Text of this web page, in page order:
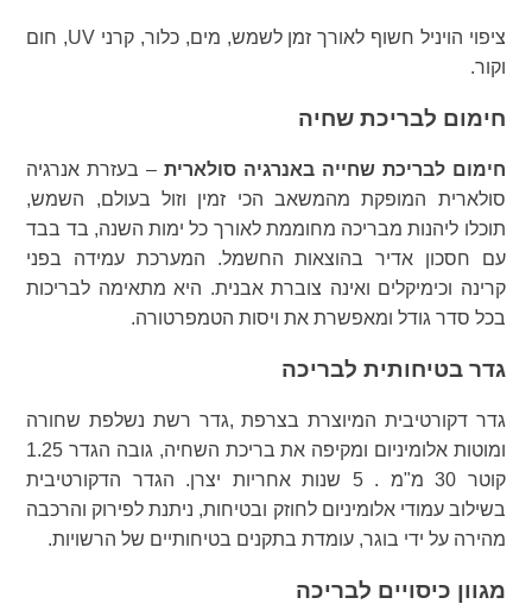
ציפוי הויניל חשוף לאורך זמן לשמש, מים, כלור, קרני UV, חום
וקור.
חימום לבריכת שחיה
חימום לבריכת שחייה באנרגיה סולארית– בעזרת אנרגיה
סולארית המופקת מהמשאב הכי זמין וזול בעולם, השמש,
תוכלו ליהנות מבריכה מחוממת לאורך כל ימות השנה, בד בבד
עם חסכון אדיר בהוצאות החשמל. המערכת עמידה בפני
קרינה וכימיקלים ואינה צוברת אבנית. היא מתאימה לבריכות
בכל סדר גודל ומאפשרת את ויסות הטמפרטורה.
גדר בטיחותית לבריכה
גדר דקורטיבית המיוצרת בצרפת ,גדר רשת נשלפת שחורה
ומוטות אלומיניום ומקיפה את בריכת השחיה, גובה הגדר 1.25
קוטר 30 מ"מ . 5 שנות אחריות יצרן. הגדר הדקורטיבית
בשילוב עמודי אלומיניום לחוזק ובטיחות, ניתנת לפירוק והרכבה
מהירה על ידי בוגר, עומדת בתקנים בטיחותיים של הרשויות.
מגוון כיסויים לבריכה